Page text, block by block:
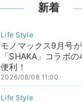
新着
モノマックス9月号
「SHAKA」コラボ
便利！
2026/08/08 11:00